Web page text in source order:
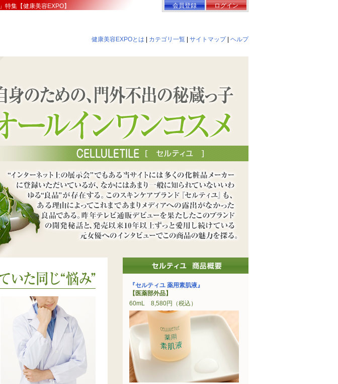
集【健康美容EXPO】 ログイン
会員登録
健康美容EXPOとは カテゴリ一覧 サイトマップ| ヘルプ
前に開発された元祖オールインワンコスメ
が、なかにはあまり一般に知られていないいわゆる“良品”が存在する。このスキンケアブ
ある。昨年テレビ通販デビューを果たしたこのブランドの開発秘話と、発売以来10年以
『セルティユ 薬用素肌液』
【医薬部外品】
60mL 8,580円（税込）